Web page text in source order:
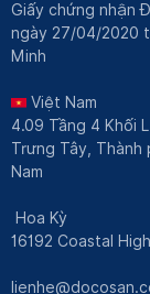
Giấy chứng nhận
ngày 27/04/2020
Minh
Việt Nam
4.09 Tầng 4 Khối
Trưng Tây, Thành
Nam
Hoa Kỳ
16192 Coastal